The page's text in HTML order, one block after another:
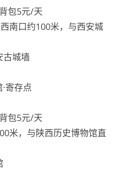
包5元/天
南口约100米，与西安城
古城墙
寄存点
包5元/天
米，与陕西历史博物馆直